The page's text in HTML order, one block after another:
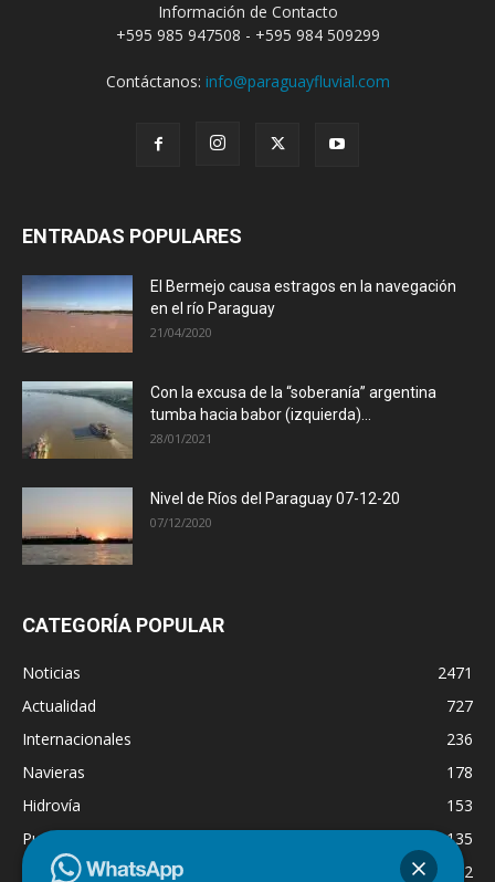
Información de Contacto
+595 985 947508 - +595 984 509299
Contáctanos: info@paraguayfluvial.com
ENTRADAS POPULARES
El Bermejo causa estragos en la navegación
en el río Paraguay
21/04/2020
Con la excusa de la “soberanía” argentina
tumba hacia babor (izquierda)...
28/01/2021
Nivel de Ríos del Paraguay 07-12-20
07/12/2020
CATEGORÍA POPULAR
Noticias
2471
Actualidad
727
Internacionales
236
Navieras
178
Hidrovía
153
Puertos
135
Economía
132